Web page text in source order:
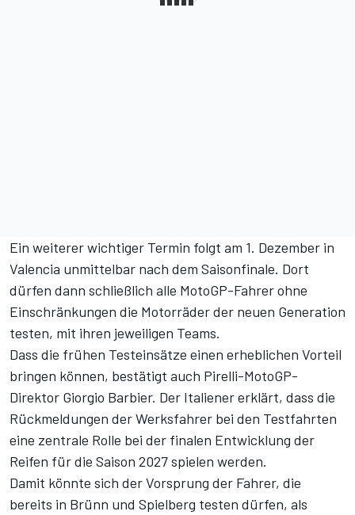
Ein weiterer wichtiger Termin folgt am 1. Dezember in
Valencia unmittelbar nach dem Saisonfinale. Dort
dürfen dann schließlich alle MotoGP-Fahrer ohne
Einschränkungen die Motorräder der neuen Generation
testen, mit ihren jeweiligen Teams.
Dass die frühen Testeinsätze einen erheblichen Vorteil
bringen können, bestätigt auch Pirelli-MotoGP-
Direktor Giorgio Barbier. Der Italiener erklärt, dass die
Rückmeldungen der Werksfahrer bei den Testfahrten
eine zentrale Rolle bei der finalen Entwicklung der
Reifen für die Saison 2027 spielen werden.
Damit könnte sich der Vorsprung der Fahrer, die
bereits in Brünn und Spielberg testen dürfen, als